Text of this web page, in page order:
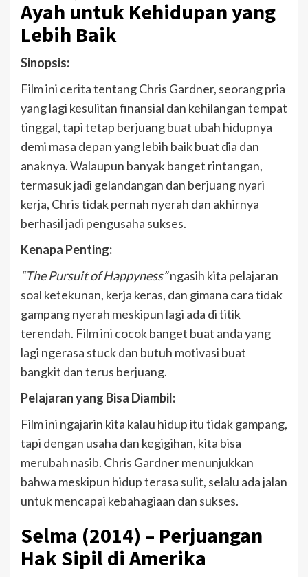
Ayah untuk Kehidupan yang
Lebih Baik
Sinopsis:
Film ini cerita tentang Chris Gardner, seorang pria
yang lagi kesulitan finansial dan kehilangan tempat
tinggal, tapi tetap berjuang buat ubah hidupnya
demi masa depan yang lebih baik buat dia dan
anaknya. Walaupun banyak banget rintangan,
termasuk jadi gelandangan dan berjuang nyari
kerja, Chris tidak pernah nyerah dan akhirnya
berhasil jadi pengusaha sukses.
Kenapa Penting:
“The Pursuit of Happyness”ngasih kita pelajaran
soal ketekunan, kerja keras, dan gimana cara tidak
gampang nyerah meskipun lagi ada di titik
terendah. Film ini cocok banget buat anda yang
lagi ngerasa stuck dan butuh motivasi buat
bangkit dan terus berjuang.
Pelajaran yang Bisa Diambil:
Film ini ngajarin kita kalau hidup itu tidak gampang,
tapi dengan usaha dan kegigihan, kita bisa
merubah nasib. Chris Gardner menunjukkan
bahwa meskipun hidup terasa sulit, selalu ada jalan
untuk mencapai kebahagiaan dan sukses.
Selma (2014) – Perjuangan
Hak Sipil di Amerika